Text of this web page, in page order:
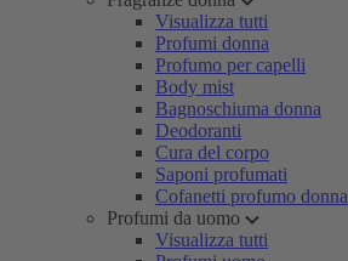
Visualizza tutti
Profumi donna
Profumo per capelli
Body mist
Bagnoschiuma donna
Deodoranti
Cura del corpo
Saponi profumati
Cofanetti profumo donna
Profumi da uomo
Visualizza tutti